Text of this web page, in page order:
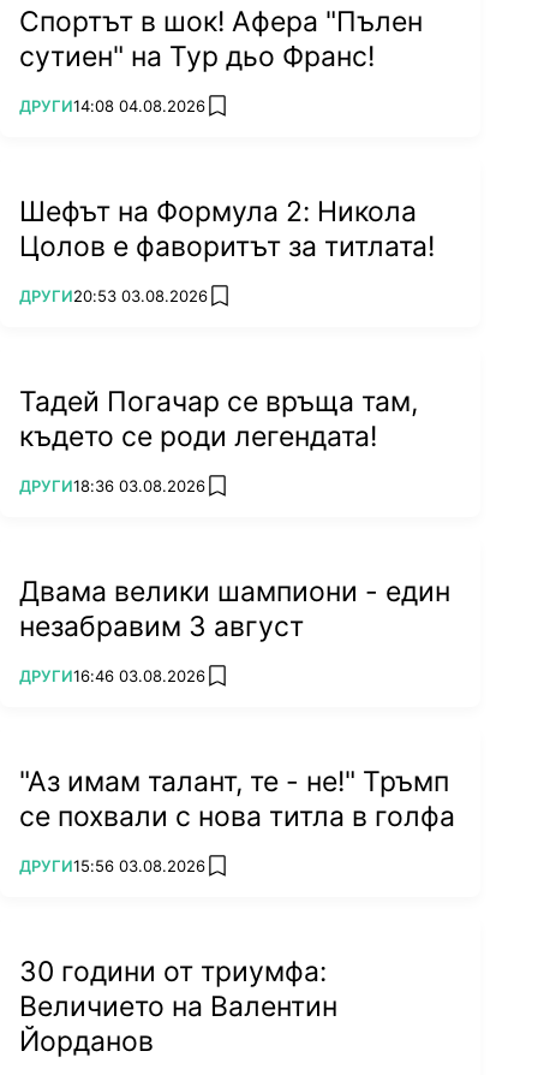
Спортът в шок! Афера "Пълен
сутиен" на Тур дьо Франс!
ПОВЕЧЕ ОТ
ДРУГИ14:08 04.08.2026 add favorites
Шефът на Формула 2: Никола
Цолов е фаворитът за титлата!
ПОВЕЧЕ ОТ
ДРУГИ20:53 03.08.2026 add favorites
Тадей Погачар се връща там,
където се роди легендата!
ПОВЕЧЕ ОТ
ДРУГИ18:36 03.08.2026 add favorites
Двама велики шампиони - един
незабравим 3 август
ПОВЕЧЕ ОТ
ДРУГИ16:46 03.08.2026 add favorites
"Аз имам талант, те - не!" Тръмп
се похвали с нова титла в голфа
ПОВЕЧЕ ОТ
ДРУГИ15:56 03.08.2026 add favorites
30 години от триумфа:
Величието на Валентин
Йорданов